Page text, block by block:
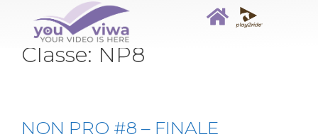
Classe: NP8
NON PRO #8 – FINALE